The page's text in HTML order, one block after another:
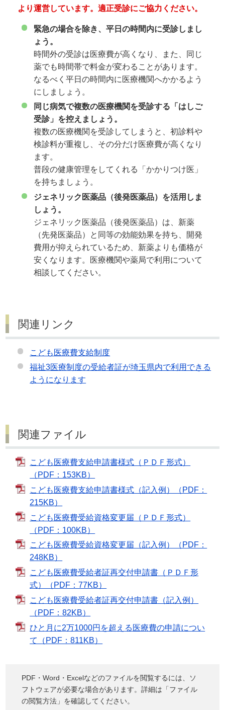
より運営しています。適正受診にご協力ください。
緊急の場合を除き、平日の時間内に受診しまし
ょう。
時間外の受診は医療費が高くなり、また、同じ
薬でも時間帯で料金が変わることがあります。
なるべく平日の時間内に医療機関へかかるよう
にしましょう。
同じ病気で複数の医療機関を受診する「はしご
受診」を控えましょう。
複数の医療機関を受診してしまうと、初診料や
検診料が重複し、その分だけ医療費が高くなり
ます。
普段の健康管理をしてくれる「かかりつけ医」
を持ちましょう。
ジェネリック医薬品（後発医薬品）を活用しま
しょう。
ジェネリック医薬品（後発医薬品）は、新薬
（先発医薬品）と同等の効能効果を持ち、開発
費用が抑えられているため、新薬よりも価格が
安くなります。医療機関や薬局で利用について
相談してください。
関連リンク
こども医療費支給制度
福祉3医療制度の受給者証が埼玉県内で利用できる
ようになります
関連ファイル
こども医療費支給申請書様式（ＰＤＦ形式）
（PDF：153KB）
こども医療費支給申請書様式（記入例）（PDF：
215KB）
こども医療費受給資格変更届（ＰＤＦ形式）
（PDF：100KB）
こども医療費受給資格変更届（記入例）（PDF：
248KB）
こども医療費受給者証再交付申請書（ＰＤＦ形
式）（PDF：77KB）
こども医療費受給者証再交付申請書（記入例）
（PDF：82KB）
ひと月に2万1000円を超える医療費の申請につい
て（PDF：811KB）
PDF・Word・Excelなどのファイルを閲覧するには、ソ
フトウェアが必要な場合があります。詳細は「ファイル
の閲覧方法」を確認してください。